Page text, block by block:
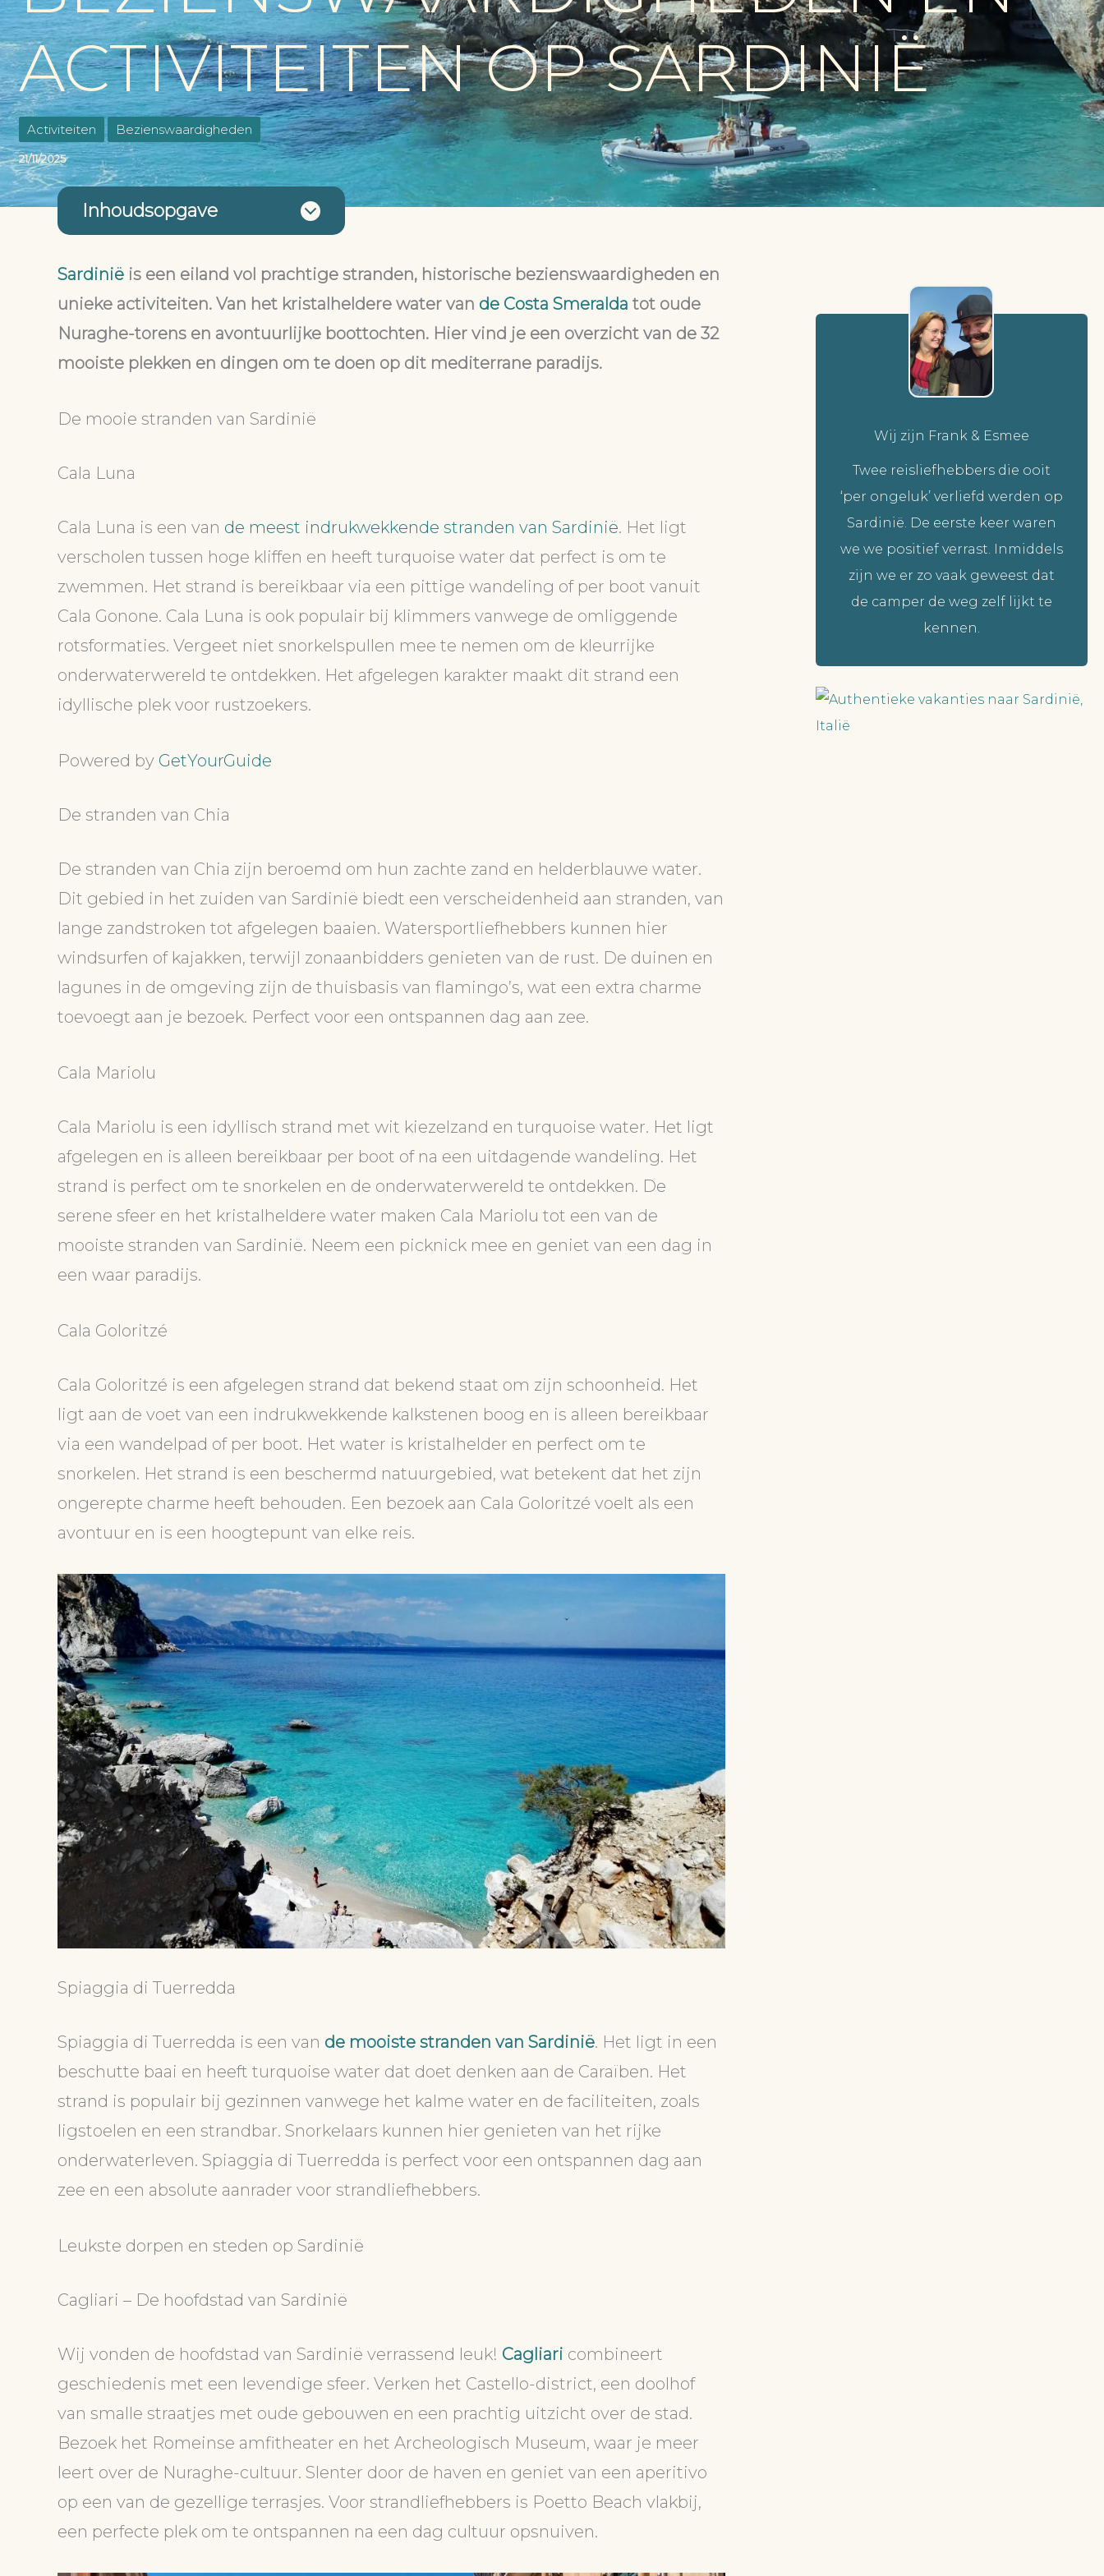
ACTIVITEITEN OP SARDINIË
Activiteiten Bezienswaardigheden
21/11/2025
Inhoudsopgave
Sardinië is een eiland vol prachtige stranden, historische bezienswaardigheden en
unieke activiteiten. Van het kristalheldere water van de Costa Smeralda tot oude
Nuraghe-torens en avontuurlijke boottochten. Hier vind je een overzicht van de 32
mooiste plekken en dingen om te doen op dit mediterrane paradijs.
De mooie stranden van Sardinië
Cala Luna
Cala Luna is een van de meest indrukwekkende stranden van Sardinië. Het ligt
verscholen tussen hoge kliffen en heeft turquoise water dat perfect is om te
zwemmen. Het strand is bereikbaar via een pittige wandeling of per boot vanuit
Cala Gonone. Cala Luna is ook populair bij klimmers vanwege de omliggende
rotsformaties. Vergeet niet snorkelspullen mee te nemen om de kleurrijke
onderwaterwereld te ontdekken. Het afgelegen karakter maakt dit strand een
idyllische plek voor rustzoekers.
Powered by GetYourGuide
De stranden van Chia
De stranden van Chia zijn beroemd om hun zachte zand en helderblauwe water.
Dit gebied in het zuiden van Sardinië biedt een verscheidenheid aan stranden, van
lange zandstroken tot afgelegen baaien. Watersportliefhebbers kunnen hier
windsurfen of kajakken, terwijl zonaanbidders genieten van de rust. De duinen en
lagunes in de omgeving zijn de thuisbasis van flamingo’s, wat een extra charme
toevoegt aan je bezoek. Perfect voor een ontspannen dag aan zee.
Cala Mariolu
Cala Mariolu is een idyllisch strand met wit kiezelzand en turquoise water. Het ligt
afgelegen en is alleen bereikbaar per boot of na een uitdagende wandeling. Het
strand is perfect om te snorkelen en de onderwaterwereld te ontdekken. De
serene sfeer en het kristalheldere water maken Cala Mariolu tot een van de
mooiste stranden van Sardinië. Neem een picknick mee en geniet van een dag in
een waar paradijs.
Cala Goloritzé
Cala Goloritzé is een afgelegen strand dat bekend staat om zijn schoonheid. Het
ligt aan de voet van een indrukwekkende kalkstenen boog en is alleen bereikbaar
via een wandelpad of per boot. Het water is kristalhelder en perfect om te
snorkelen. Het strand is een beschermd natuurgebied, wat betekent dat het zijn
ongerepte charme heeft behouden. Een bezoek aan Cala Goloritzé voelt als een
avontuur en is een hoogtepunt van elke reis.
Spiaggia di Tuerredda
Spiaggia di Tuerredda is een van de mooiste stranden van Sardinië. Het ligt in een
beschutte baai en heeft turquoise water dat doet denken aan de Caraïben. Het
strand is populair bij gezinnen vanwege het kalme water en de faciliteiten, zoals
ligstoelen en een strandbar. Snorkelaars kunnen hier genieten van het rijke
onderwaterleven. Spiaggia di Tuerredda is perfect voor een ontspannen dag aan
zee en een absolute aanrader voor strandliefhebbers.
Leukste dorpen en steden op Sardinië
Cagliari – De hoofdstad van Sardinië
Wij vonden de hoofdstad van Sardinië verrassend leuk! Cagliari combineert
geschiedenis met een levendige sfeer. Verken het Castello-district, een doolhof
van smalle straatjes met oude gebouwen en een prachtig uitzicht over de stad.
Bezoek het Romeinse amfitheater en het Archeologisch Museum, waar je meer
leert over de Nuraghe-cultuur. Slenter door de haven en geniet van een aperitivo
op een van de gezellige terrasjes. Voor strandliefhebbers is Poetto Beach vlakbij,
een perfecte plek om te ontspannen na een dag cultuur opsnuiven.
Wij zijn Frank & Esmee
Twee reisliefhebbers die ooit
‘per ongeluk’ verliefd werden op
Sardinië. De eerste keer waren
we we positief verrast. Inmiddels
zijn we er zo vaak geweest dat
de camper de weg zelf lijkt te
kennen.